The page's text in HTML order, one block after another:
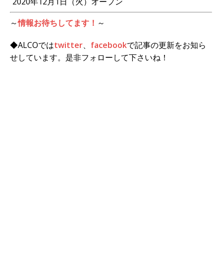
～情報お待ちしてます！ ～
◆ALCOではtwitter、 facebookで記事の更新をお知ら
せしています。是非フォローして下さいね！